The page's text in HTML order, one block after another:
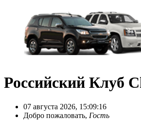
Российский Клуб
07 августа 2026, 15:09:16
Добро пожаловать, Гость